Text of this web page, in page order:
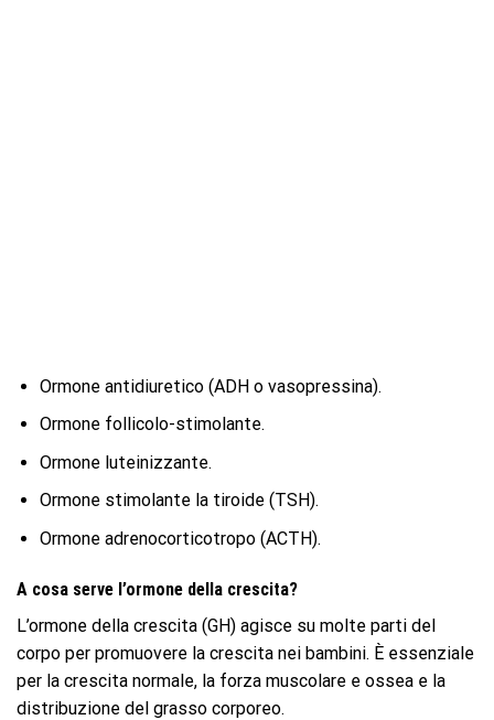
Ormone antidiuretico (ADH o vasopressina).
Ormone follicolo-stimolante.
Ormone luteinizzante.
Ormone stimolante la tiroide (TSH).
Ormone adrenocorticotropo (ACTH).
A cosa serve l’ormone della crescita?
L’ormone della crescita (GH) agisce su molte parti del
corpo per promuovere la crescita nei bambini. È essenziale
per la crescita normale, la forza muscolare e ossea e la
distribuzione del grasso corporeo.